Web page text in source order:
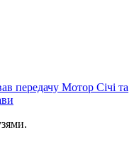
передачу Мотор Січі та